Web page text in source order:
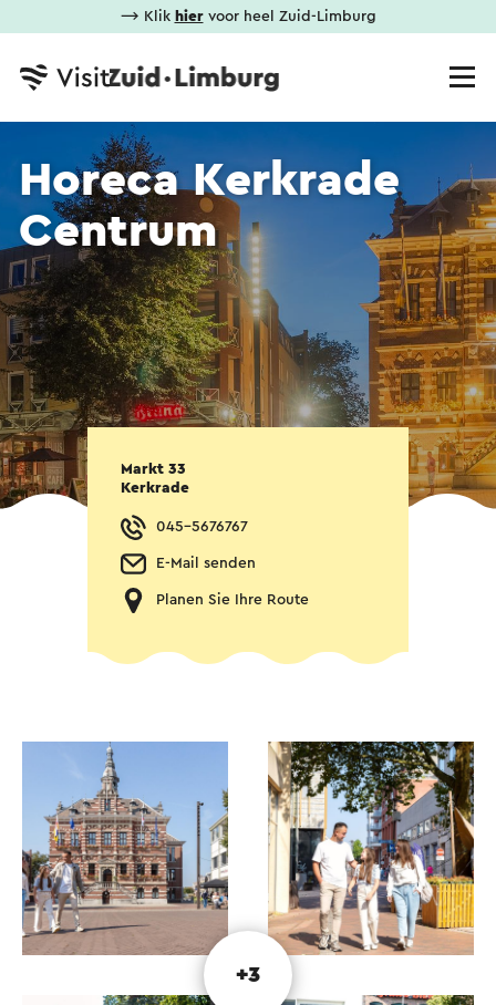
⟶ Klik hiervoor heel Zuid-Limburg
Horeca Kerkrade
Centrum
Markt 33
Kerkrade
045-5676767
E-Mail senden
Planen Sie Ihre Route
+3